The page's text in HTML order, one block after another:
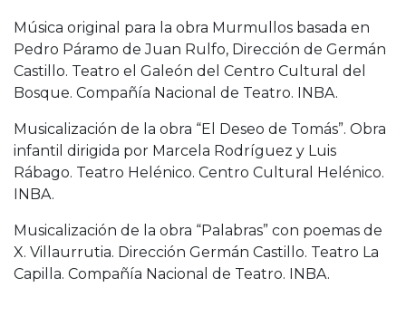
Música original para la obra Murmullos basada en
Pedro Páramo de Juan Rulfo, Dirección de Germán
Castillo. Teatro el Galeón del Centro Cultural del
Bosque. Compañía Nacional de Teatro. INBA.
Musicalización de la obra “El Deseo de Tomás”. Obra
infantil dirigida por Marcela Rodríguez y Luis
Rábago. Teatro Helénico. Centro Cultural Helénico.
INBA.
Musicalización de la obra “Palabras” con poemas de
X. Villaurrutia. Dirección Germán Castillo. Teatro La
Capilla. Compañía Nacional de Teatro. INBA.